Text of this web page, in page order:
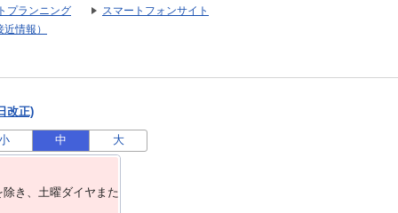
プランニング
スマートフォンサイト
情報）
改正)
中 大
き、⼟曜ダイヤまた